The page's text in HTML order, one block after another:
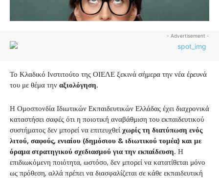
- Advertisement -
Το Κλαδικό Ινστιτούτο της ΟΙΕΛΕ ξεκινά σήμερα την νέα έρευνά
του με θέμα την αξιολόγηση.
Η Ομοσπονδία Ιδιωτικών Εκπαιδευτικών Ελλάδας έχει διαχρονικά
καταστήσει σαφές ότι η ποιοτική αναβάθμιση του εκπαιδευτικού
συστήματος δεν μπορεί να επιτευχθεί χωρίς τη διατύπωση ενός
λιτού, σαφούς, ενιαίου (δημόσιου & ιδιωτικού τομέα) και με
όραμα στρατηγικού σχεδιασμού για την εκπαίδευση. Η
επιδιωκόμενη ποιότητα, ωστόσο, δεν μπορεί να κατατίθεται μόνο
ως πρόθεση, αλλά πρέπει να διασφαλίζεται σε κάθε εκπαιδευτική